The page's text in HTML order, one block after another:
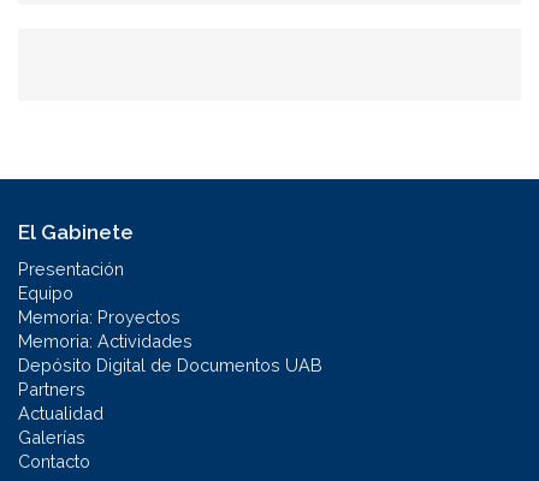
El Gabinete
Presentación
Equipo
Memoria: Proyectos
Memoria: Actividades
Depósito Digital de Documentos UAB
Partners
Actualidad
Galerías
Contacto